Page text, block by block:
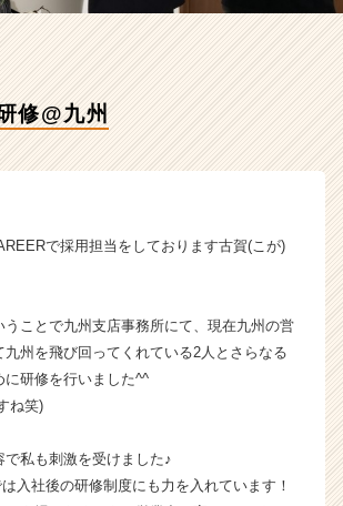
ラ
ベ
ン
ャ
長
ら
ス
カ
ウ
が
届
修@九州
で採用担当をしております古賀(こが)
うことで九州支店事務所にて、現在九州の営
九州を飛び回ってくれている2人とさらなる
に研修を行いました^^
ね笑)
で私も刺激を受けました♪
入社後の研修制度にも力を入れています！